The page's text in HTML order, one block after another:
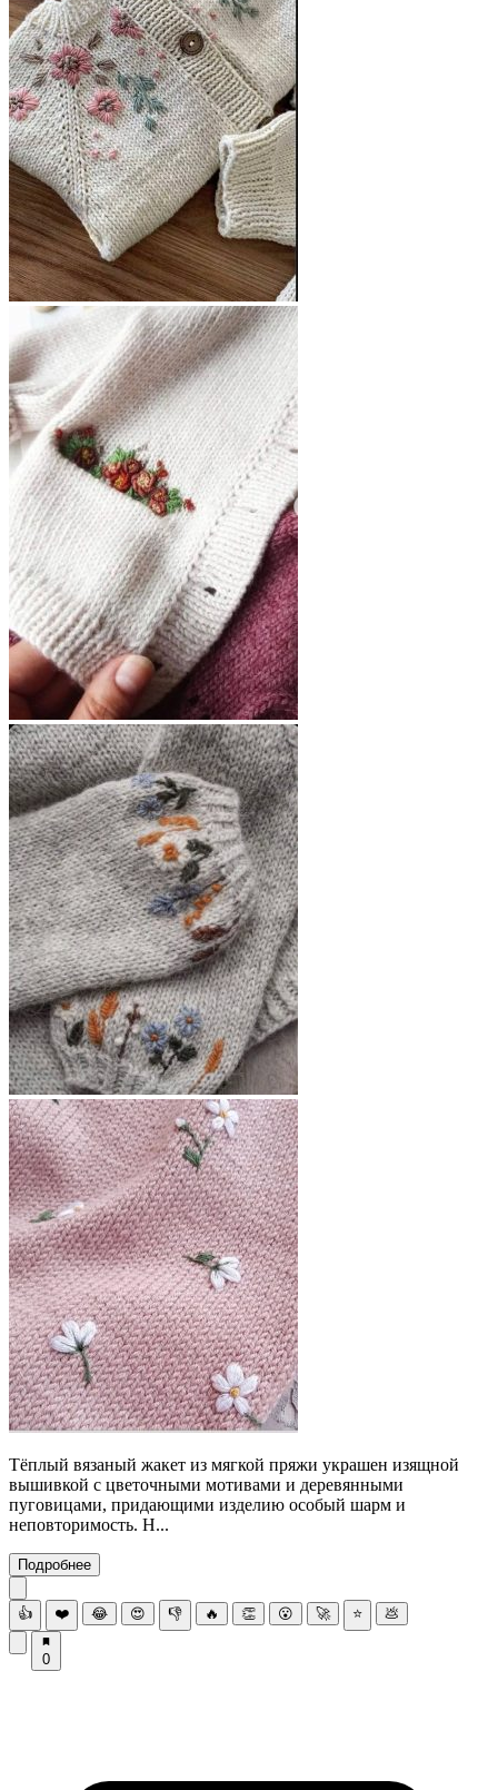
Тёплый вязаный жакет из мягкой пряжи украшен изящной
вышивкой с цветочными мотивами и деревянными
пуговицами, придающими изделию особый шарм и
неповторимость. Н...
Подробнее
👍 ❤️ 😂 😍 👎 🔥 👏 😮 🚀 ⭐ 💩
0